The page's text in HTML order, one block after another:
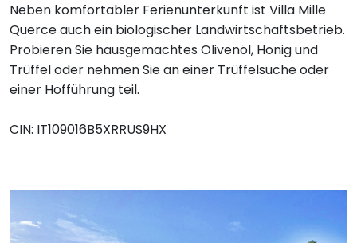
Neben komfortabler Ferienunterkunft ist Villa Mille
Querce auch ein biologischer Landwirtschaftsbetrieb.
Probieren Sie hausgemachtes Olivenöl, Honig und
Trüffel oder nehmen Sie an einer Trüffelsuche oder
einer Hofführung teil.
CIN: IT109016B5XRRUS9HX